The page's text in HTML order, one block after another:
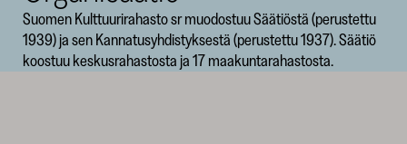
SKR
Suomen Kulttuurirahasto sr muodostuu Säätiöstä (perustettu
1939) ja sen Kannatusyhdistyksestä (perustettu 1937). Säätiö
koostuu keskusrahastosta ja 17 maakuntarahastosta.